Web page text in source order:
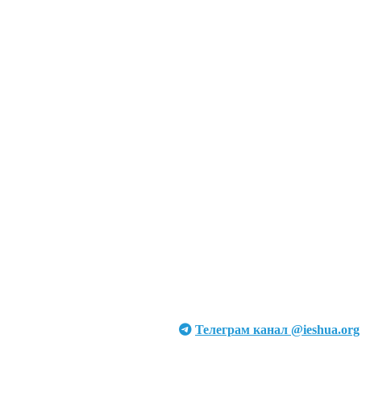
Телеграм канал @ieshua.org